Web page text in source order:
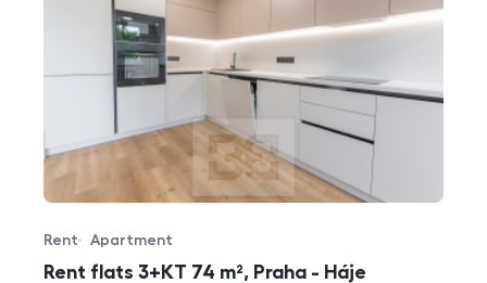
Rent flats 3+KT 74 m², Praha - Háje
Offer type
Rent
Property type
Apartment